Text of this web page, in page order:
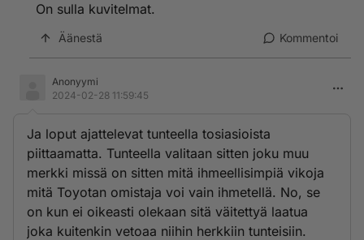
On sulla kuvitelmat.
Äänestä Kommentoi
Anonyymi
2024-02-28 11:59:45
Ja loput ajattelevat tunteella tosiasioista
piittaamatta. Tunteella valitaan sitten joku muu
merkki missä on sitten mitä ihmeellisimpiä vikoja
mitä Toyotan omistaja voi vain ihmetellä. No, se
on kun ei oikeasti olekaan sitä väitettyä laatua
joka kuitenkin vetoaa niihin herkkiin tunteisiin.